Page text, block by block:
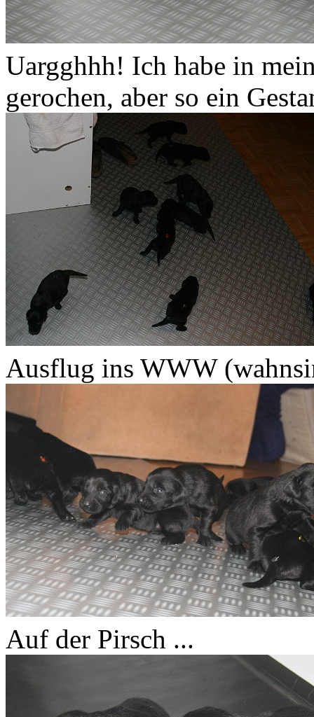
Uargghhh! Ich habe in
gerochen, aber so ein
Ausflug ins WWW
Auf der Pirsch ...